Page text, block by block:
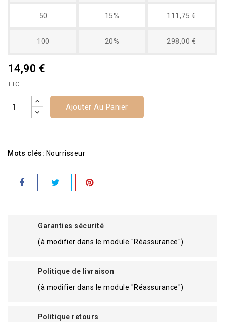
50 15% 111,75 €
100 20% 298,00 €
14,90 €
TTC
Ajouter Au Panier
Mots clés: Nourrisseur
Garanties sécurité
(à modifier dans le module "Réassurance")
Politique de livraison
(à modifier dans le module "Réassurance")
Politique retours